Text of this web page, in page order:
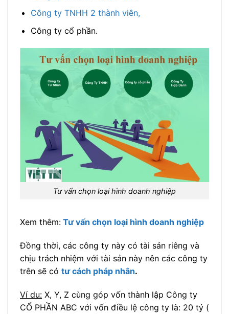
Công ty TNHH 2 thành viên,
Công ty cổ phần.
Tư vấn chọn loại hình doanh nghiệp
Xem thêm: Tư vấn chọn loại hình doanh nghiệp
Đồng thời, các công ty này có tài sản riêng và
chịu trách nhiệm với tài sản này nên các công ty
trên sẽ có tư cách pháp nhân.
Ví du: X, Y, Z cùng góp vốn thành lập Công ty
CỔ PHẦN ABC với vốn điều lệ công ty là: 20 tỷ (